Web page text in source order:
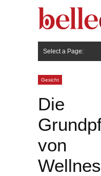
Select a Page:
Gesicht
Die
von